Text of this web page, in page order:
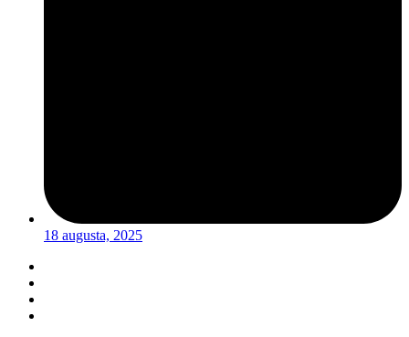
18 augusta, 2025